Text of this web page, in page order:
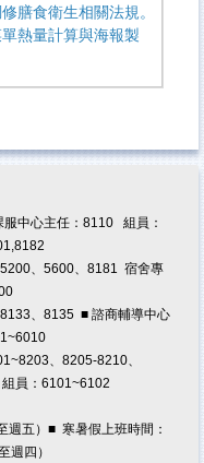
膳食衛生相關法規。
熱量計算與海報製
中心主任：8110 組員：
、5600、8181 宿舍專
、8135 ■ 諮商輔導中心
、8205-8210、
員：6101~6102
五）■ 寒暑假上班時間：
週四）